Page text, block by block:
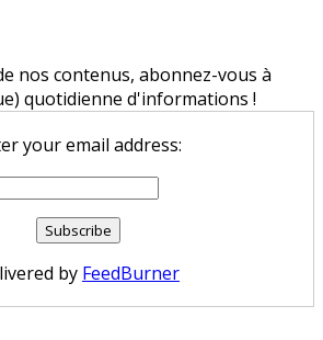
nos contenus, abonnez-vous à
quotidienne d'informations !
your email address:
by FeedBurner